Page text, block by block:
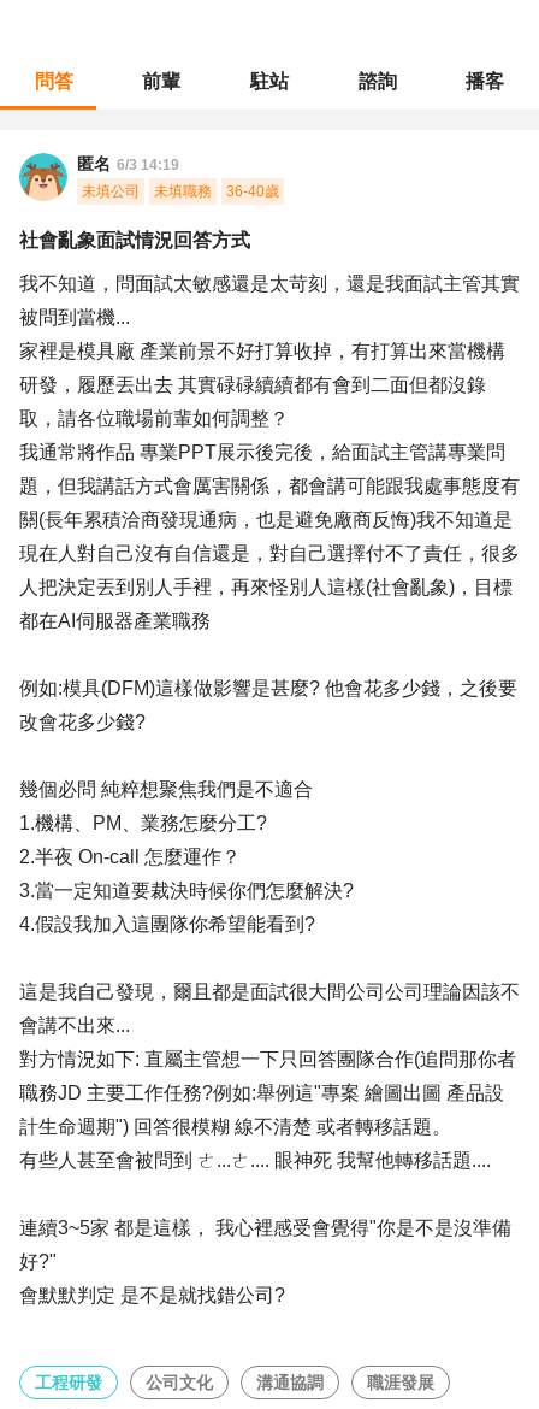
問答 前輩 駐站 諮詢 播客
匿名 6/3 14:19
未填公司
未填職務 36-40歲
社會亂象面試情況回答方式
我不知道，問面試太敏感還是太苛刻，還是我面試主管其實
被問到當機...
家裡是模具廠 產業前景不好打算收掉，有打算出來當機構
研發，履歷丟出去 其實碌碌續續都有會到二面但都沒錄
取，請各位職場前輩如何調整？
我通常將作品 專業PPT展示後完後，給面試主管講專業問
題，但我講話方式會厲害關係，都會講可能跟我處事態度有
關(長年累積洽商發現通病，也是避免廠商反悔)我不知道是
現在人對自己沒有自信還是，對自己選擇付不了責任，很多
人把決定丟到別人手裡，再來怪別人這樣(社會亂象)，目標
都在AI伺服器產業職務
例如:模具(DFM)這樣做影響是甚麼? 他會花多少錢，之後要
改會花多少錢?
幾個必問 純粹想聚焦我們是不適合
1.機構、PM、業務怎麼分工?
2.半夜 On-call 怎麼運作？
3.當一定知道要裁決時候你們怎麼解決?
4.假設我加入這團隊你希望能看到?
這是我自己發現，爾且都是面試很大間公司公司理論因該不
會講不出來...
對方情況如下: 直屬主管想一下只回答團隊合作(追問那你者
職務JD 主要工作任務?例如:舉例這"專案 繪圖出圖 產品設
計生命週期") 回答很模糊 線不清楚 或者轉移話題。
有些人甚至會被問到 ㄜ...ㄜ.... 眼神死 我幫他轉移話題....
連續3~5家 都是這樣， 我心裡感受會覺得"你是不是沒準備
好?"
會默默判定 是不是就找錯公司?
工程研發 公司文化 溝通協調 職涯發展